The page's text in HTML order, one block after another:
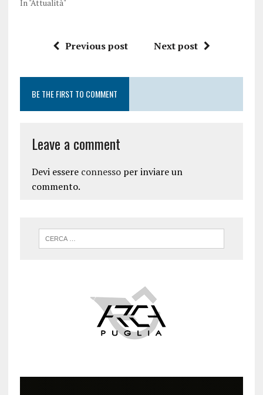
In "Attualità"
Previous post Next post
BE THE FIRST TO COMMENT
Leave a comment
Devi essere connessoper inviare un
commento.